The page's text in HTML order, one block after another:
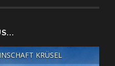
KRÜSEL